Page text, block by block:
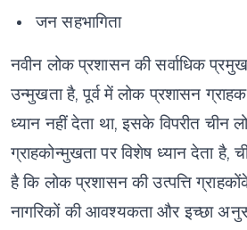
जन सहभागिता
नवीन लोक प्रशासन की सर्वाधिक
उन्मुखता है,पूर्व में लोक प्रशासन
ध्यान नहीं देता था,इसके विपरीत चीन
ग्राहकोन्मुखता पर विशेष ध्यान देता है,
है कि लोक प्रशासन की उत्पत्ति
नागरिकों की आवश्यकता और इच्छा